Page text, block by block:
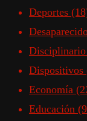
Deportes
Disciplinario
Dispositivos
Economía
Educación